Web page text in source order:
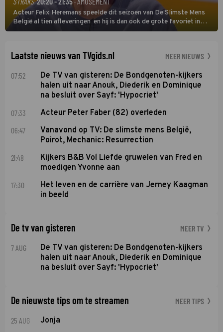
Acteur Felix Heremans speelde dit seizoen van De Slimste Mens
België al tien afleveringen en hij is dan ook de grote favoriet in
deze seizoensfinale. En er is Nederlandse inbreng, want komiek
Laatste nieuws van TVgids.nl MEER NIEUWS
07:52
De TV van gisteren: De Bondgenoten-kijkers
halen uit naar Anouk, Diederik en Dominique
na besluit over Sayf: 'Hypocriet'
07:33 Acteur Peter Faber (82) overleden
06:47
Vanavond op TV: De slimste mens België,
Poirot, Mechanic: Resurrection
21:48
Kijkers B&B Vol Liefde gruwelen van Fred en
moedigen Yvonne aan
17:30
Het leven en de carrière van Jerney Kaagman
in beeld
De tv van gisteren MEER TV
7 AUG
De TV van gisteren: De Bondgenoten-kijkers
halen uit naar Anouk, Diederik en Dominique
na besluit over Sayf: 'Hypocriet'
De nieuwste tips om te streamen MEER TIPS
25 AUG Jonja